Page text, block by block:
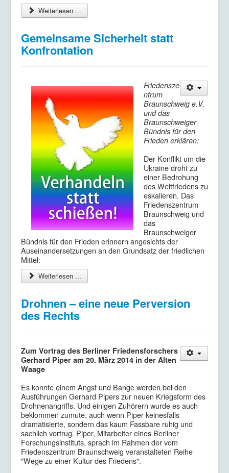
Weiterlesen ...
Gemeinsame Sicherheit statt
Konfrontation
Friedensze
ntrum
Braunschweig e.V.
und das
Braunschweiger
Bündnis für den
Frieden erklären:
Der Konflikt um die
Ukraine droht zu
einer Bedrohung
des Weltfriedens zu
eskalieren. Das
Friedenszentrum
Braunschweig und
das
Braunschweiger
Bündnis für den Frieden erinnern angesichts der
Auseinandersetzungen an den Grundsatz der friedlichen
Mittel:
Weiterlesen ...
Drohnen – eine neue Perversion
des Rechts
Zum Vortrag des Berliner Friedensforschers
Gerhard Piper am 20. März 2014 in der Alten
Waage
Es konnte einem Angst und Bange werden bei den
Ausführungen Gerhard Pipers zur neuen Kriegsform des
Drohnenangriffs. Und einigen Zuhörern wurde es auch
beklommen zumute, auch wenn Piper keinesfalls
dramatisierte, sondern das kaum Fassbare ruhig und
sachlich vortrug. Piper, Mitarbeiter eines Berliner
Forschungsinstituts, sprach im Rahmen der vom
Friedenszentrum Braunschweig veranstalteten Reihe
"Wege zu einer Kultur des Friedens".